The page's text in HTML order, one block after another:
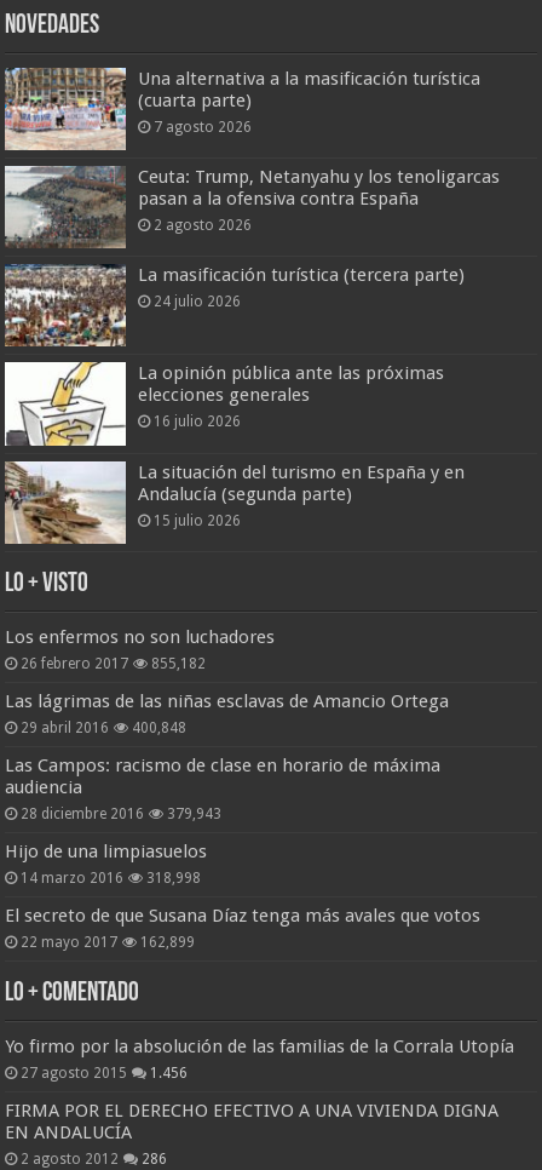
Novedades
Una alternativa a la masificación turística
(cuarta parte)
7 agosto 2026
Ceuta: Trump, Netanyahu y los tenoligarcas
pasan a la ofensiva contra España
2 agosto 2026
La masificación turística (tercera parte)
24 julio 2026
La opinión pública ante las próximas
elecciones generales
16 julio 2026
La situación del turismo en España y en
Andalucía (segunda parte)
15 julio 2026
Lo + Visto
Los enfermos no son luchadores
26 febrero 2017 855,182
Las lágrimas de las niñas esclavas de Amancio Ortega
29 abril 2016 400,848
Las Campos: racismo de clase en horario de máxima
audiencia
28 diciembre 2016 379,943
Hijo de una limpiasuelos
14 marzo 2016 318,998
El secreto de que Susana Díaz tenga más avales que votos
22 mayo 2017 162,899
Lo + Comentado
Yo firmo por la absolución de las familias de la Corrala Utopía
27 agosto 2015 1.456
FIRMA POR EL DERECHO EFECTIVO A UNA VIVIENDA DIGNA
EN ANDALUCÍA
2 agosto 2012 286